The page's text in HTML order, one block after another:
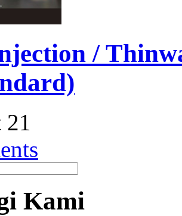
/
Kami